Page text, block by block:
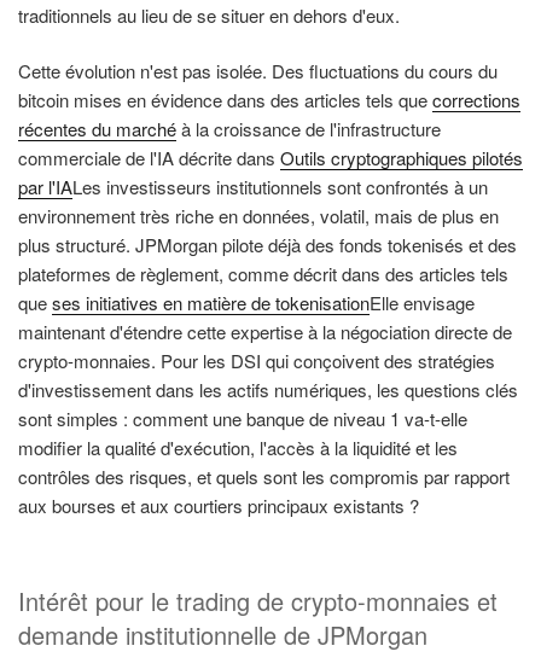
traditionnels au lieu de se situer en dehors d'eux.
Cette évolution n'est pas isolée. Des fluctuations du cours du
bitcoin mises en évidence dans des articles tels quecorrections
récentes du marchéà la croissance de l'infrastructure
commerciale de l'IA décrite dans Outils cryptographiques pilotés
par l'IALes investisseurs institutionnels sont confrontés à un
environnement très riche en données, volatil, mais de plus en
plus structuré. JPMorgan pilote déjà des fonds tokenisés et des
plateformes de règlement, comme décrit dans des articles tels
queses initiatives en matière de tokenisationElle envisage
maintenant d'étendre cette expertise à la négociation directe de
crypto-monnaies. Pour les DSI qui conçoivent des stratégies
d'investissement dans les actifs numériques, les questions clés
sont simples : comment une banque de niveau 1 va-t-elle
modifier la qualité d'exécution, l'accès à la liquidité et les
contrôles des risques, et quels sont les compromis par rapport
aux bourses et aux courtiers principaux existants ?
Intérêt pour le trading de crypto-monnaies et
demande institutionnelle de JPMorgan